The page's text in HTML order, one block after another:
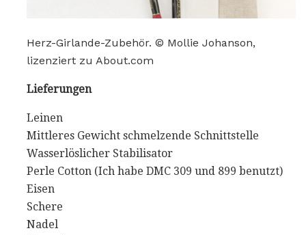
Herz-Girlande-Zubehör. © Mollie Johanson,
lizenziert zu About.com
Lieferungen
Leinen
Mittleres Gewicht schmelzende Schnittstelle
Wasserlöslicher Stabilisator
Perle Cotton (Ich habe DMC 309 und 899 benutzt)
Eisen
Schere
Nadel